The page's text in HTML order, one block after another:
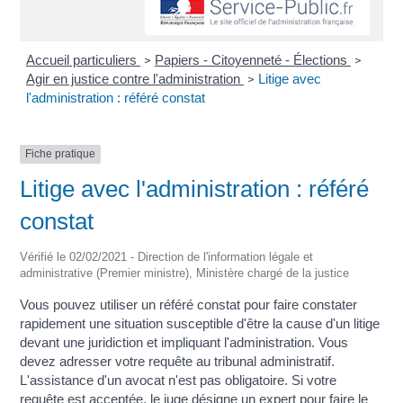
Accueil particuliers > Papiers - Citoyenneté - Élections >
Agir en justice contre l'administration > Litige avec
l'administration : référé constat
Fiche pratique
Litige avec l'administration : référé
constat
Vérifié le 02/02/2021 - Direction de l'information légale et
administrative (Premier ministre), Ministère chargé de la justice
Vous pouvez utiliser un référé constat pour faire constater
rapidement une situation susceptible d'être la cause d'un litige
devant une juridiction et impliquant l'administration. Vous
devez adresser votre requête au tribunal administratif.
L'assistance d'un avocat n'est pas obligatoire. Si votre
requête est acceptée, le juge désigne un expert pour faire le